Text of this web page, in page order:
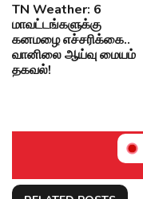
TN Weather: 6
மாவட்டங்களுக்கு
கனமழை எச்சரிக்கை..
வானிலை ஆய்வு மையம்
தகவல்!